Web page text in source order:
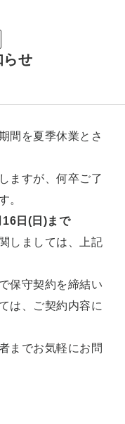
らせ
間を夏季休業とさ
ますが、何卒ご了
。
日(日)まで
しましては、上記
保守契約を締結い
は、ご契約内容に
までお気軽にお問